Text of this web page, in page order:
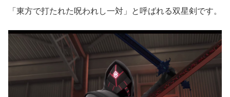
「東方で打たれた呪われし一対」と呼ばれる双星剣です。